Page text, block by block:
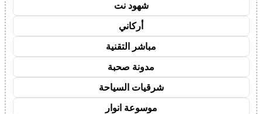
شهود نت
أركاني
مباشر التقنية
مدونة صحبة
شرقيات السياحة
موسوعة انوار